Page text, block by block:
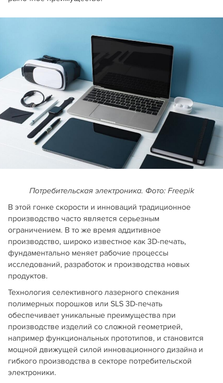
Потребительская электроника. Фото: Freepik
В этой гонке скорости и инноваций традиционное
производство часто является серьезным
ограничением. В то же время аддитивное
производство, широко известное как 3D-печать,
фундаментально меняет рабочие процессы
исследований, разработок и производства новых
продуктов.
Технология селективного лазерного спекания
полимерных порошков или SLS 3D-печать
обеспечивает уникальные преимущества при
производстве изделий со сложной геометрией,
например функциональных прототипов, и становится
мощной движущей силой инновационного дизайна и
гибкого производства в секторе потребительской
электроники.